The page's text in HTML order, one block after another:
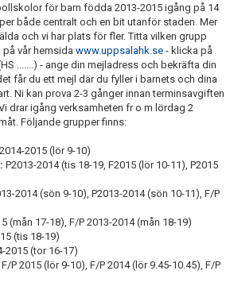
för barn födda 2013-2015 igång på 14
både centralt och en bit utanför staden. Mer
och vi har plats för fler. Titta vilken grupp
vår hemsida www.uppsalahk.se - klicka på
.......) - ange din mejladress och bekräfta din
får du ett mejl där du fyller i barnets och dina
Ni kan prova 2-3 gånger innan terminsavgiften
drar igång verksamheten fr o m lördag 2
Följande grupper finns:
2015 (lör 9-10)
P2013-2014 (tis 18-19, F2015 (lör 10-11), P2015
2014 (sön 9-10), P2013-2014 (sön 10-11), F/P
(mån 17-18), F/P 2013-2014 (mån 18-19)
(tis 18-19)
2015 (tor 16-17)
F/P 2015 (lör 9-10), F/P 2014 (lör 9.45-10.45), F/P